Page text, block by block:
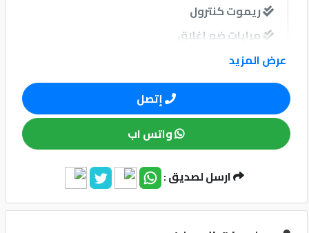
الدليل
القطري
2020
©
ريموت كنترول
مرايات ضم إغلاق
نوافذ
نوافذ كهربائية امامية
عرض المزيد
إتصل
واتس اب
ارسل لصديق :